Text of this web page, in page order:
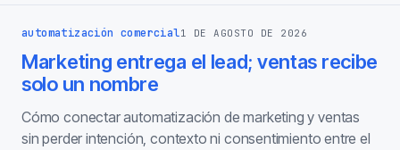
automatización comercial1 DE AGOSTO DE 2026
Marketing entrega el lead; ventas recibe
solo un nombre
Cómo conectar automatización de marketing y ventas
sin perder intención, contexto ni consentimiento entre el